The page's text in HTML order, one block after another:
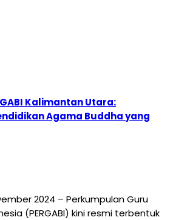
Kalimantan Utara:
Agama Buddha yang
2024 – Perkumpulan Guru
(PERGABI) kini resmi terbentuk